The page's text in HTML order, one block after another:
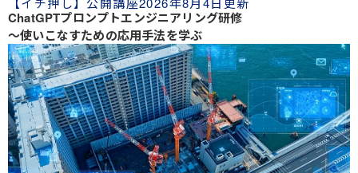
ChatGPTプロンプトエンジニアリング研修
～使いこなすための応用手法を学ぶ